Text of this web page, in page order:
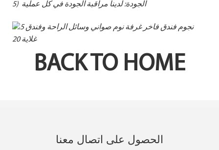
5) الجودة: لدينا مراقبة الجودة في كل عملية
BACK TO HOME
الحصول على اتصال معنا